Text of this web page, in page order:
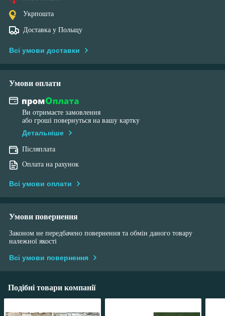
Укрпошта
Доставка у Польщу
Всі умови доставки
Умови оплати
Ви отримаєте замовлення
або гроші повернуться на вашу картку
Детальніше
Післяплата
Оплата на рахунок
Всі умови оплати
Умови повернення
Законом не передбачено повернення та обмін даного товару
належної якості
Всі умови повернення
Подібні товари компанії